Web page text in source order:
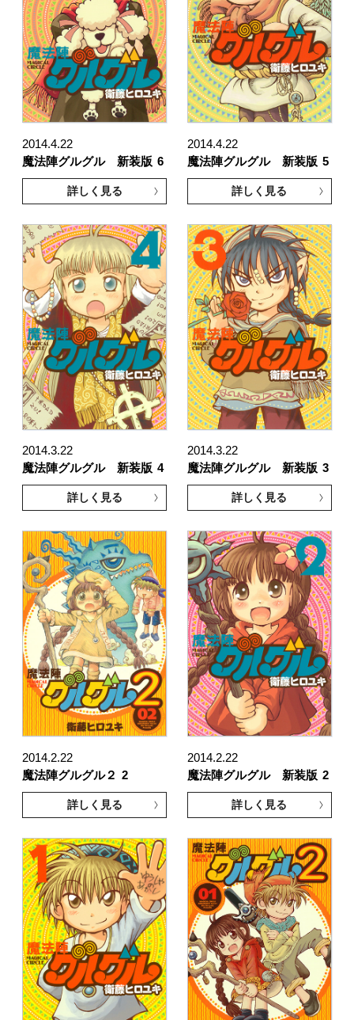
2014.4.22
魔法陣グルグル 新装版 6
詳しく見る
2014.4.22
魔法陣グルグル 新装版 5
詳しく見る
2014.3.22
魔法陣グルグル 新装版 4
詳しく見る
2014.3.22
魔法陣グルグル 新装版 3
詳しく見る
2014.2.22
魔法陣グルグル２ 2
詳しく見る
2014.2.22
魔法陣グルグル 新装版 2
詳しく見る